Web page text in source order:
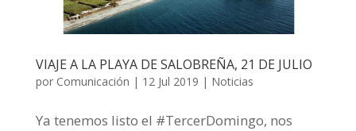
VIAJE A LA PLAYA DE SALOBREÑA, 21 DE JULIO
por Comunicación | 12 Jul 2019 | Noticias
Ya tenemos listo el #TercerDomingo, nos